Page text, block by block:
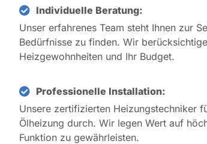
Individuelle Beratung:
Unser erfahrenes Team steht Ihnen zur
Bedürfnisse zu finden. Wir
Heizgewohnheiten und Ihr Budget.
Professionelle Installation:
Unsere zertifizierten Heizungstechniker
Ölheizung durch. Wir legen Wert auf
Funktion zu gewährleisten.